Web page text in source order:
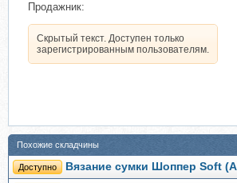
Продажник:
Скрытый текст. Доступен только
зарегистрированным пользователям.
Похожие складчины
Доступно Вязание сумки Шоппер Soft